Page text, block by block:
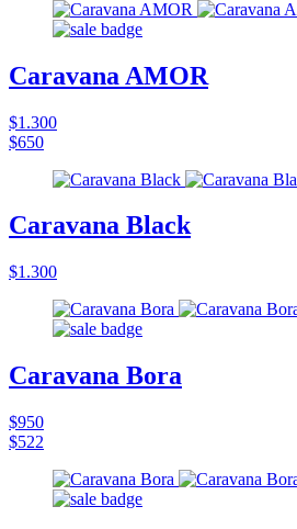
Caravana AMOR
$1.300
$650
Caravana Black
$1.300
Caravana Bora
$950
$522